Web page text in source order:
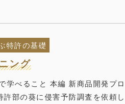
特許の基礎
ング
学べること 本編 新商品開発プロ
部の葵に侵害予防調査を依頼し